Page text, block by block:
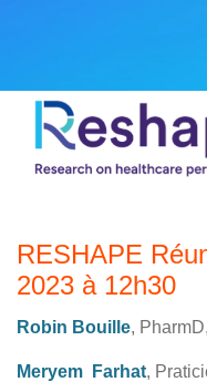
RESHAPE
2023 à 12h30
Robin Bouille,
Meryem Farhat,